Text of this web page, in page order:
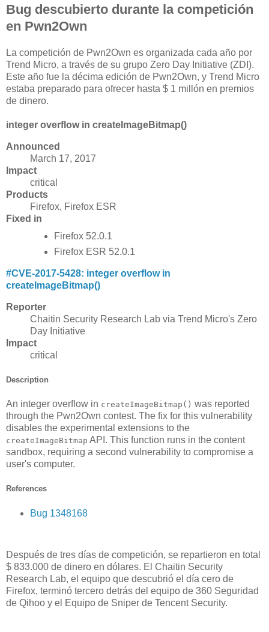
Bug descubierto durante la competición
en Pwn2Own
La competición de Pwn2Own es organizada cada año por
Trend Micro, a través de su grupo Zero Day Initiative (ZDI).
Este año fue la décima edición de Pwn2Own, y Trend Micro
estaba preparado para ofrecer hasta $ 1 millón en premios
de dinero.
integer overflow in createImageBitmap()
Announced
March 17, 2017
Impact
critical
Products
Firefox, Firefox ESR
Fixed in
Firefox 52.0.1
Firefox ESR 52.0.1
#CVE-2017-5428: integer overflow in
createImageBitmap()
Reporter
Chaitin Security Research Lab via Trend Micro's Zero
Day Initiative
Impact
critical
Description
An integer overflow in createImageBitmap() was reported
through the Pwn2Own contest. The fix for this vulnerability
disables the experimental extensions to the
createImageBitmap API. This function runs in the content
sandbox, requiring a second vulnerability to compromise a
user's computer.
References
Bug 1348168
Después de tres días de competición, se repartieron en total
$ 833.000 de dinero en dólares. El Chaitin Security
Research Lab, el equipo que descubrió el día cero de
Firefox, terminó tercero detrás del equipo de 360 Seguridad
de Qihoo y el Equipo de Sniper de Tencent Security.